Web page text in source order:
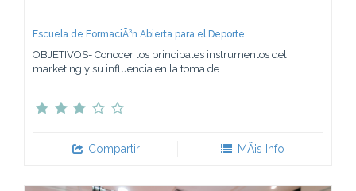
Escuela de FormaciÃ³n Abierta para el Deporte
OBJETIVOS- Conocer los principales instrumentos del
marketing y su influencia en la toma de...
Compartir MÃ¡s Info